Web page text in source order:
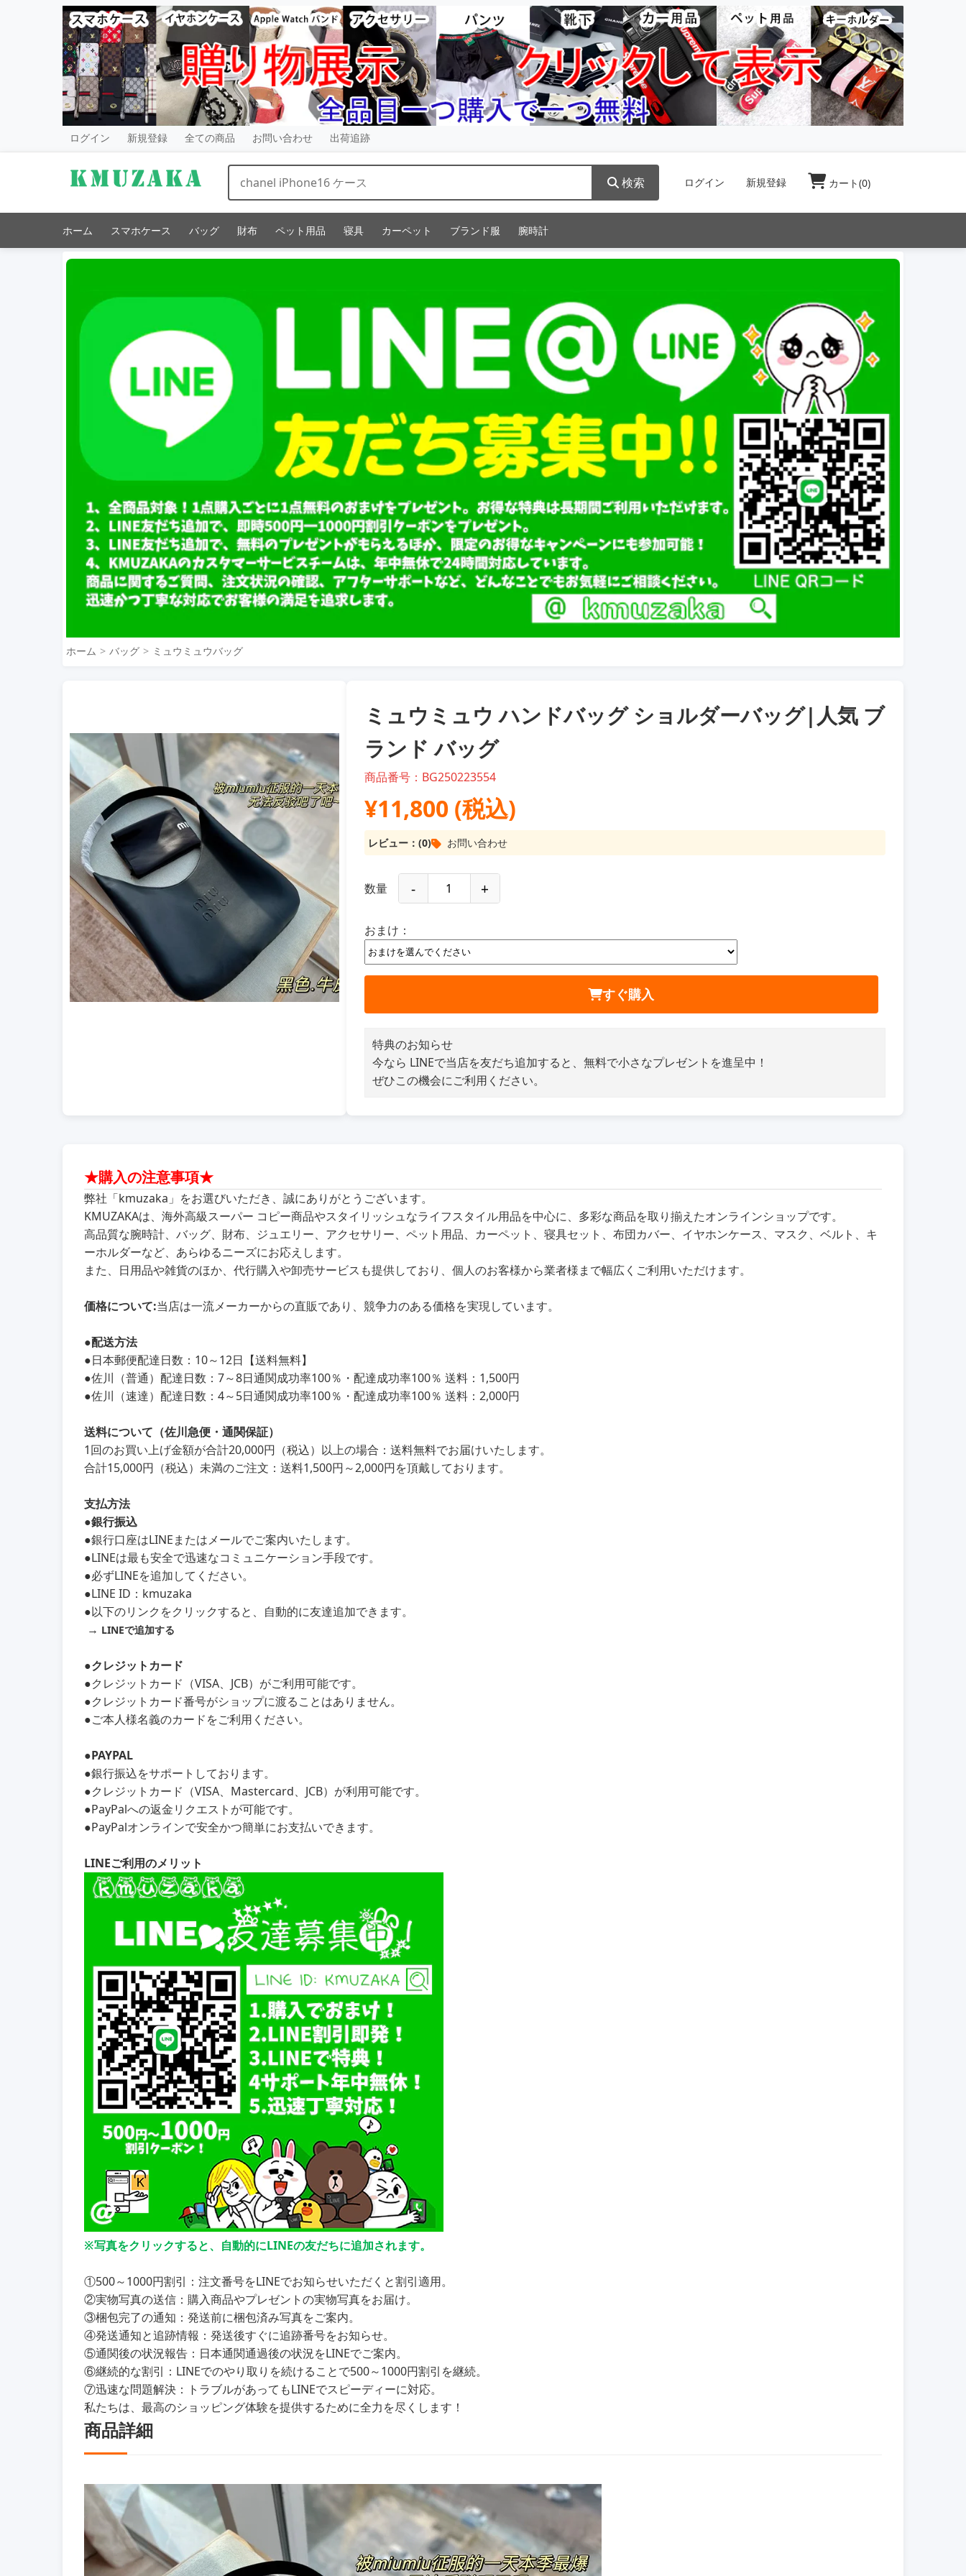
ログイン 新規登録 全ての商品 お問い合わせ 出荷追跡
検索 ログイン 新規登録 カート(0)
ホーム スマホケース バッグ 財布 ペット用品 寝具 カーペット ブランド服 腕時計
ホーム バッグ ミュウミュウバッグ
ミュウミュウ ハンドバッグ ショルダーバッグ|人気 ブ
ランド バッグ
商品番号：BG250223554
¥11,800 (税込)
レビュー：(0) お問い合わせ
数量 - +
おまけ：
すぐ購入
特典のお知らせ
今なら LINEで当店を友だち追加すると、無料で小さなプレゼントを進呈中！
ぜひこの機会にご利用ください。
★購入の注意事項★
弊社「kmuzaka」をお選びいただき、誠にありがとうございます。
KMUZAKAは、海外高級スーパー コピー商品やスタイリッシュなライフスタイル用品を中心に、多彩な商品を取り揃えたオンラインショップです。
高品質な腕時計、バッグ、財布、ジュエリー、アクセサリー、ペット用品、カーペット、寝具セット、布団カバー、イヤホンケース、マスク、ベルト、キ
ーホルダーなど、あらゆるニーズにお応えします。
また、日用品や雑貨のほか、代行購入や卸売サービスも提供しており、個人のお客様から業者様まで幅広くご利用いただけます。
価格について:当店は一流メーカーからの直販であり、競争力のある価格を実現しています。
●配送方法
●日本郵便配達日数：10～12日【送料無料】
●佐川（普通）配達日数：7～8日通関成功率100％・配達成功率100％ 送料：1,500円
●佐川（速達）配達日数：4～5日通関成功率100％・配達成功率100％ 送料：2,000円
送料について（佐川急便・通関保証）
1回のお買い上げ金額が合計20,000円（税込）以上の場合：送料無料でお届けいたします。
合計15,000円（税込）未満のご注文：送料1,500円～2,000円を頂戴しております。
支払方法
●銀行振込
●銀行口座はLINEまたはメールでご案内いたします。
●LINEは最も安全で迅速なコミュニケーション手段です。
●必ずLINEを追加してください。
●LINE ID：kmuzaka
●以下のリンクをクリックすると、自動的に友達追加できます。
→ LINEで追加する
●クレジットカード
●クレジットカード（VISA、JCB）がご利用可能です。
●クレジットカード番号がショップに渡ることはありません。
●ご本人様名義のカードをご利用ください。
●PAYPAL
●銀行振込をサポートしております。
●クレジットカード（VISA、Mastercard、JCB）が利用可能です。
●PayPalへの返金リクエストが可能です。
●PayPalオンラインで安全かつ簡単にお支払いできます。
LINEご利用のメリット
※写真をクリックすると、自動的にLINEの友だちに追加されます。
①500～1000円割引：注文番号をLINEでお知らせいただくと割引適用。
②実物写真の送信：購入商品やプレゼントの実物写真をお届け。
③梱包完了の通知：発送前に梱包済み写真をご案内。
④発送通知と追跡情報：発送後すぐに追跡番号をお知らせ。
⑤通関後の状況報告：日本通関通過後の状況をLINEでご案内。
⑥継続的な割引：LINEでのやり取りを続けることで500～1000円割引を継続。
⑦迅速な問題解決：トラブルがあってもLINEでスピーディーに対応。
私たちは、最高のショッピング体験を提供するために全力を尽くします！
商品詳細